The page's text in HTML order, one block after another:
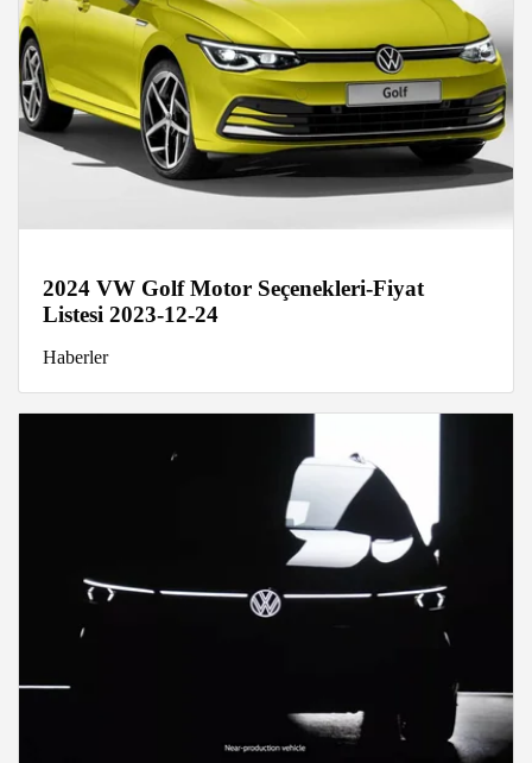
2024 VW Golf Motor Seçenekleri-Fiyat
Listesi 2023-12-24
Haberler